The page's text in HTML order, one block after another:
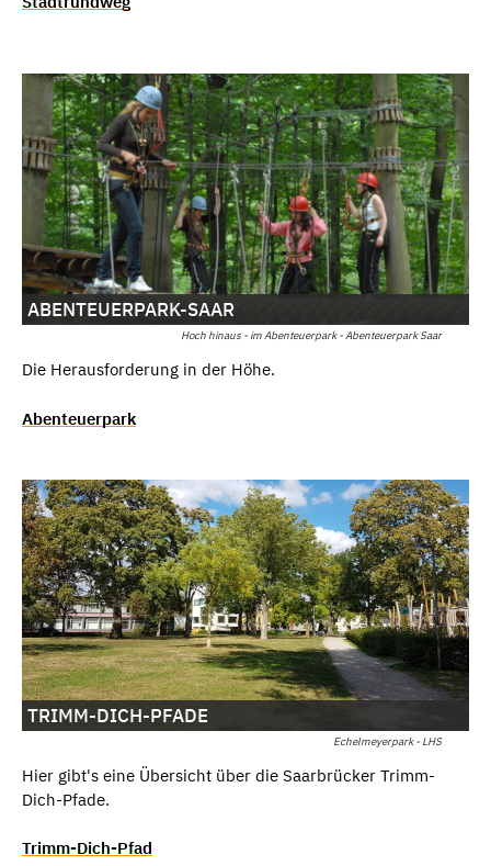
Hoch hinaus - im Abenteuerpark - Abenteuerpark Saar
ABENTEUERPARK-SAAR
Die Herausforderung in der Höhe.
Abenteuerpark
Echelmeyerpark - LHS
TRIMM-DICH-PFADE
Hier gibt's eine Übersicht über die Saarbrücker Trimm-
Dich-Pfade.
Trimm-Dich-Pfad